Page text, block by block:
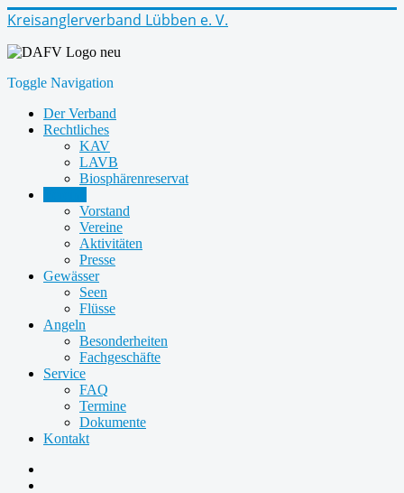
Kreisanglerverband Lübben e. V.
Toggle Navigation
Der Verband
Rechtliches
KAV
LAVB
Biosphärenreservat
Vorstand
Vereine
Aktivitäten
Presse
Gewässer
Seen
Flüsse
Angeln
Besonderheiten
Fachgeschäfte
Service
FAQ
Termine
Dokumente
Kontakt